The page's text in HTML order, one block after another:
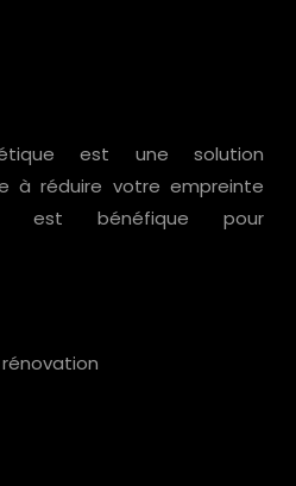
est une solution
à réduire votre empreinte
est bénéfique pour